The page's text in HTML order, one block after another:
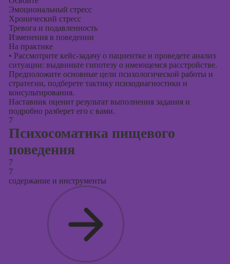
Эмоциональный стресс
Хронический стресс
Тревога и подавленность
Изменения в поведении
На практике
• Рассмотрите кейс-задачу о пациентке и проведете анализ
ситуации: выдвиньте гипотезу о имеющемся расстройстве.
Предположите основные цели психологической работы и
стратегии, подберете тактику психодиагностики и
консультирования.
Наставник оценит результат выполнения задания и
подробно разберет его с вами.
7
Психосоматика пищевого
поведения
7
7
содержание и инструменты